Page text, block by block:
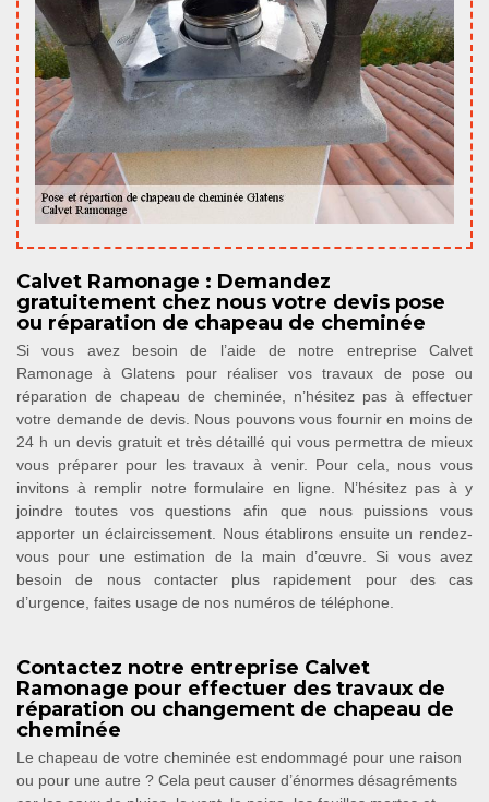
Calvet Ramonage : Demandez
gratuitement chez nous votre devis pose
ou réparation de chapeau de cheminée
Si vous avez besoin de l’aide de notre entreprise Calvet
Ramonage à Glatens pour réaliser vos travaux de pose ou
réparation de chapeau de cheminée, n’hésitez pas à effectuer
votre demande de devis. Nous pouvons vous fournir en moins de
24 h un devis gratuit et très détaillé qui vous permettra de mieux
vous préparer pour les travaux à venir. Pour cela, nous vous
invitons à remplir notre formulaire en ligne. N’hésitez pas à y
joindre toutes vos questions afin que nous puissions vous
apporter un éclaircissement. Nous établirons ensuite un rendez-
vous pour une estimation de la main d’œuvre. Si vous avez
besoin de nous contacter plus rapidement pour des cas
d’urgence, faites usage de nos numéros de téléphone.
Contactez notre entreprise Calvet
Ramonage pour effectuer des travaux de
réparation ou changement de chapeau de
cheminée
Le chapeau de votre cheminée est endommagé pour une raison
ou pour une autre ? Cela peut causer d’énormes désagréments